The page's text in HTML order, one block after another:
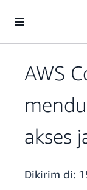
AWS
akses
Dikirim di: